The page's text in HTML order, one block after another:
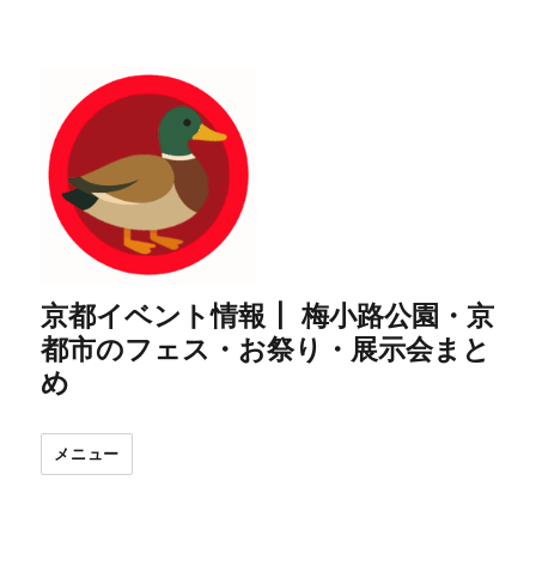
京都イベント情報┃ 梅小路公園・京
都市のフェス・お祭り・展示会まと
め
メニュー